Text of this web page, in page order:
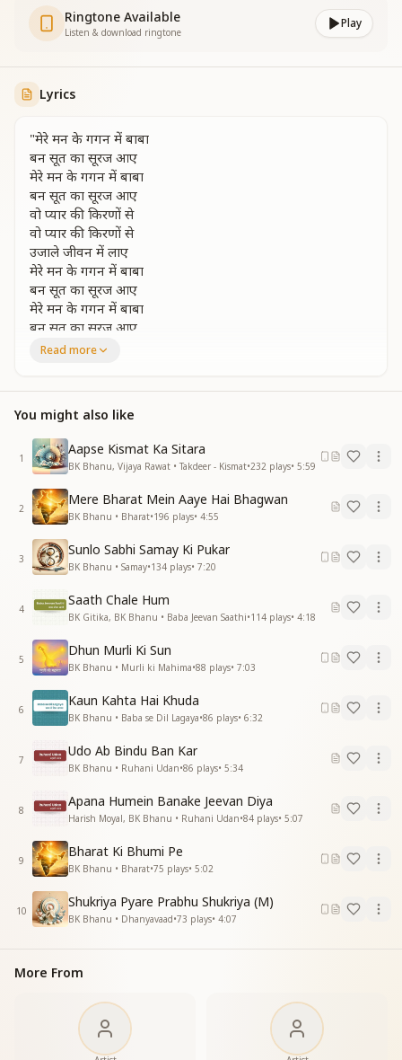
Ringtone Available
Listen & download ringtone
Play
Lyrics
"मेरे मन के गगन में बाबा
बन सूत का सूरज आए
मेरे मन के गगन में बाबा
बन सूत का सूरज आए
वो प्यार की किरणों से
वो प्यार की किरणों से
उजाले जीवन में लाए
मेरे मन के गगन में बाबा
बन सूत का सूरज आए
मेरे मन के गगन में बाबा
बन सूत का सूरज आए
मित मिला है हम को निराला मन की बात सुनाए
मित मिला है हम को निराला मन की बात सुनाए
हम उसके है वो है हमारा और नहीं कोई भाए
मिला साथ हमको उनका
मिला साथ हमको उनका
जन्मों से जिनको पुकारे
मेरे मन के गगन में बाबा
बन सूत का सूरज आए
मेरे मन के गगन में बाबा
बन सूत का सूरज आए
भटक रहे थे दुखकी डगरमें बाबा ने आके बचाया बाहों में भरके दुलार
दिया वो हमको गले से लगाया
भटक रहे थे दुखकी डगरमें बाबा ने आके बचाया बाहों में भरके दुलार
दिया वो हमको गले से लगाया
वो पलको में बिठके
वो पलको में बिठके
फरिश्ता बनकार उडाये
मेरे मन के गगन में बाबा
बन सूत का सूरज आए
मेरे मन के गगन में बाबा
बन सूत का सूरज आए
वो प्यार की किरणों से
उजाले जीवन में लाए
मेरे मन के गगन में बाबा
बन सूत का सूरज आए
मेरे मन के गगन में बाबा
बन सूत का सूरज आए
बन सूत का सूरज आए
Read more
You might also like
1
Aapse Kismat Ka Sitara
BK Bhanu, Vijaya Rawat • Takdeer - Kismat•232 plays• 5:59
2
Mere Bharat Mein Aaye Hai Bhagwan
BK Bhanu • Bharat•196 plays• 4:55
3
Sunlo Sabhi Samay Ki Pukar
BK Bhanu • Samay•134 plays• 7:20
4
Saath Chale Hum
BK Gitika, BK Bhanu • Baba Jeevan Saathi•114 plays• 4:18
5
Dhun Murli Ki Sun
BK Bhanu • Murli ki Mahima•88 plays• 7:03
6
Kaun Kahta Hai Khuda
BK Bhanu • Baba se Dil Lagaya•86 plays• 6:32
7
Udo Ab Bindu Ban Kar
BK Bhanu • Ruhani Udan•86 plays• 5:34
8
Apana Humein Banake Jeevan Diya
Harish Moyal, BK Bhanu • Ruhani Udan•84 plays• 5:07
9
Bharat Ki Bhumi Pe
BK Bhanu • Bharat•75 plays• 5:02
10
Shukriya Pyare Prabhu Shukriya (M)
BK Bhanu • Dhanyavaad•73 plays• 4:07
More From